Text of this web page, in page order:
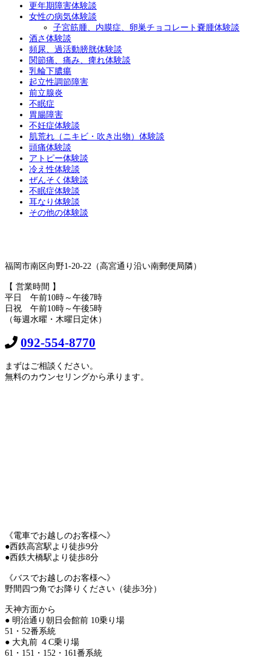
更年期障害体験談
女性の病気体験談
子宮筋腫、内膜症、卵巣チョコレート嚢腫体験談
酒さ体験談
頻尿、過活動膀胱体験談
関節痛、痛み、痺れ体験談
乳輪下膿瘍
起立性調節障害
前立腺炎
不眠症
胃腸障害
不妊症体験談
肌荒れ（ニキビ・吹き出物）体験談
頭痛体験談
アトピー体験談
冷え性体験談
ぜんそく体験談
不眠症体験談
耳なり体験談
その他の体験談
福岡市南区向野1-20-22（高宮通り沿い南郵便局隣）
【 営業時間 】
平日 午前10時～午後7時
日祝 午前10時～午後5時
（毎週水曜・木曜日定休）
092-554-8770
まずはご相談ください。
無料のカウンセリングから承ります。
《電車でお越しのお客様へ》
●西鉄高宮駅より徒歩9分
●西鉄大橋駅より徒歩8分
《バスでお越しのお客様へ》
野間四つ角でお降りください（徒歩3分）
天神方面から
● 明治通り朝日会館前 10乗り場
51・52番系統
● 大丸前 ４C乗り場
61・151・152・161番系統